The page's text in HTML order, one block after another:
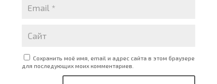
Сохранить моё имя, email и адрес сайта в этом браузере
для последующих моих комментариев.